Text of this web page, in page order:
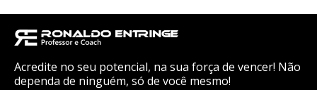
Acredite no seu potencial, na sua força de vencer! Não
dependa de ninguém, só de você mesmo!